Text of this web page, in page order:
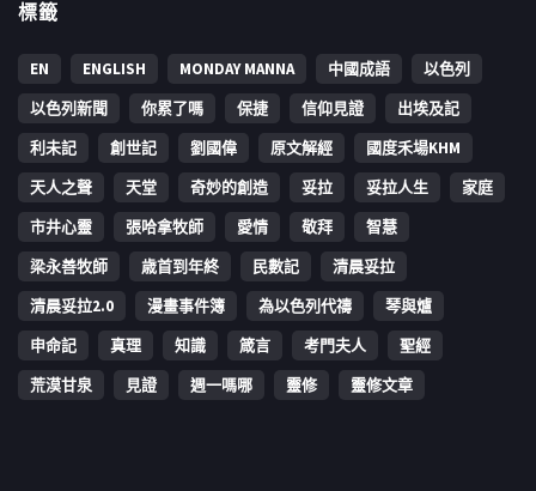
標籤
EN ENGLISH MONDAY MANNA 中國成語
以色列
以色列新聞
你累了嗎 保捷 信仰見證
出埃及記
利未記
創世記 劉國偉 原文解經
國度禾場KHM
天人之聲
天堂 奇妙的創造 妥拉 妥拉人生
家庭
市井心靈
張哈拿牧師 愛情 敬拜
智慧
梁永善牧師
歳首到年終 民數記
清晨妥拉
清晨妥拉2.0
漫畫事件簿 為以色列代禱
琴與爐
申命記
真理 知識 箴言 考門夫人
聖經
荒漠甘泉
見證 週一嗎哪 靈修 靈修文章